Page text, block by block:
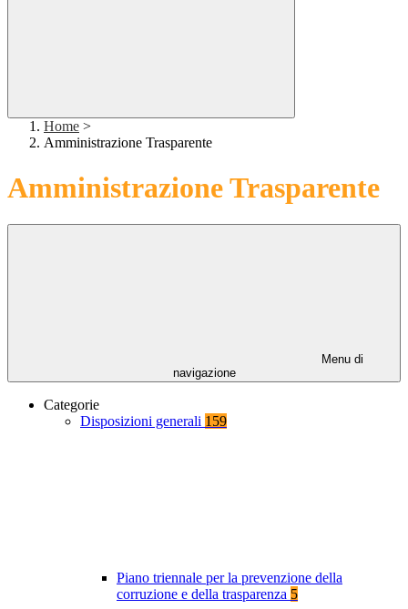
Home >
Amministrazione Trasparente
Amministrazione Trasparente
Menu di
navigazione
Categorie
Disposizioni generali 159
Piano triennale per la prevenzione della
corruzione e della trasparenza 5